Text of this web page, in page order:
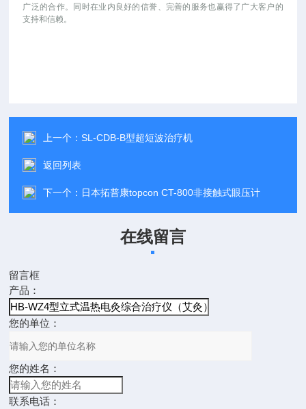
广泛的合作。同时在业内良好的信誉、完善的服务也赢得了广大客户的
支持和信赖。
上一个：SL-CDB-B型超短波治疗机
返回列表
下一个： 日本拓普康topcon CT-800非接触式眼压计
在线留言
留言框
产品：
您的单位：
您的姓名：
联系电话：